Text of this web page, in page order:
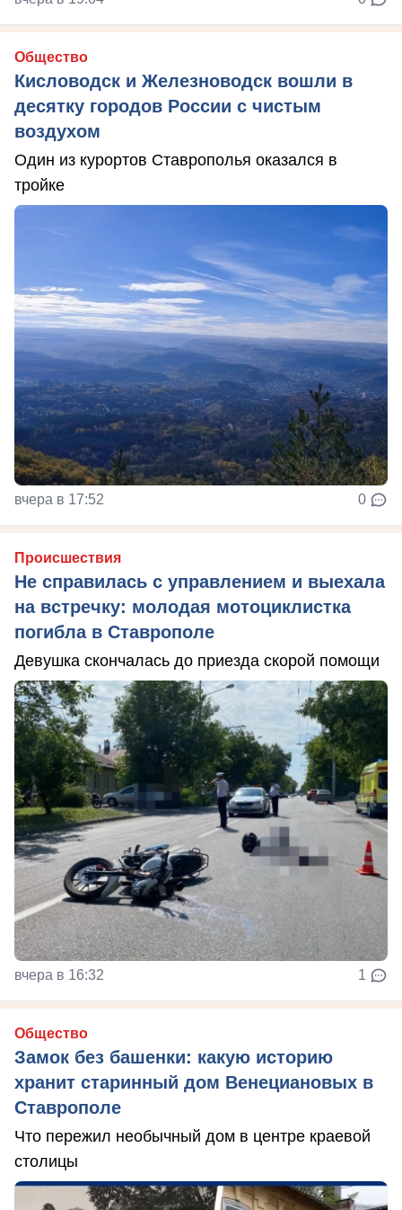
Общество
Кисловодск и Железноводск вошли в
десятку городов России с чистым
воздухом
Один из курортов Ставрополья оказался в
тройке
вчера в 17:52 0
Происшествия
Не справилась с управлением и выехала
на встречку: молодая мотоциклистка
погибла в Ставрополе
Девушка скончалась до приезда скорой помощи
вчера в 16:32 1
Общество
Замок без башенки: какую историю
хранит старинный дом Венециановых в
Ставрополе
Что пережил необычный дом в центре краевой
столицы